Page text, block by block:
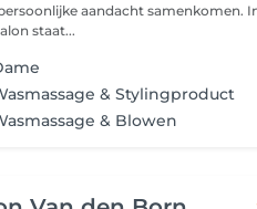
aandacht samenkomen. In onze moderne
staat...
& Stylingproduct
& Blowen